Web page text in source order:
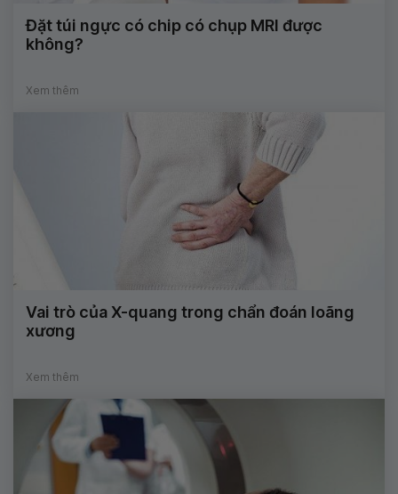
Đặt túi ngực có chip có chụp MRI được
không?
Xem thêm
Vai trò của X-quang trong chẩn đoán loãng
xương
Xem thêm